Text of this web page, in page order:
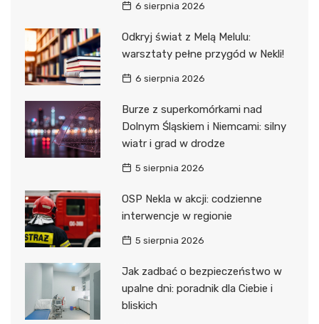
6 sierpnia 2026
Odkryj świat z Melą Melulu:
warsztaty pełne przygód w Nekli!
6 sierpnia 2026
Burze z superkomórkami nad
Dolnym Śląskiem i Niemcami: silny
wiatr i grad w drodze
5 sierpnia 2026
OSP Nekla w akcji: codzienne
interwencje w regionie
5 sierpnia 2026
Jak zadbać o bezpieczeństwo w
upalne dni: poradnik dla Ciebie i
bliskich